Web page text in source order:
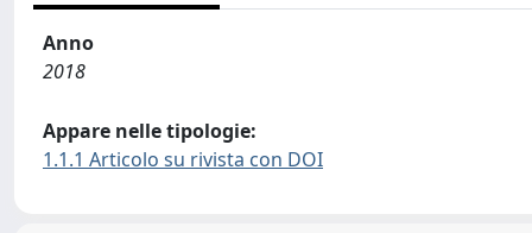
Anno
2018
Appare nelle tipologie:
1.1.1 Articolo su rivista con DOI